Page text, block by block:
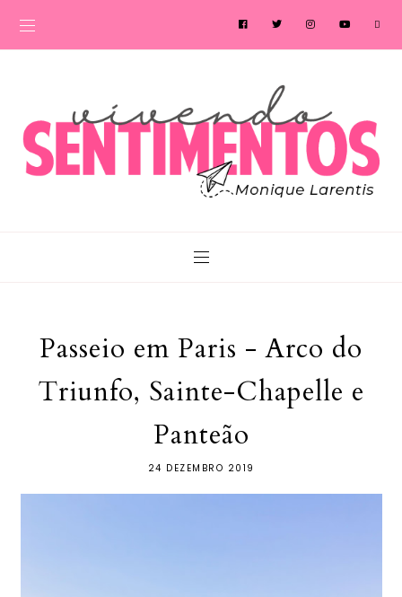
Passeio em Paris - Arco do
Triunfo, Sainte-Chapelle e
Panteão
24 DEZEMBRO 2019